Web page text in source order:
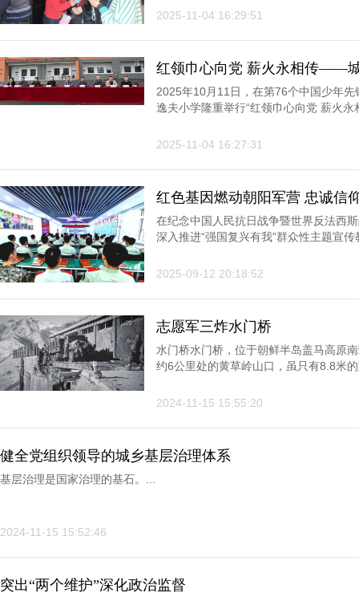
2025-11-04 16:29:51
红领巾心向党 薪火永相传——
员入队仪式
2025年10月11日，在第76个中国少年
逸夫小学隆重举行“红领巾心向党 薪火
2025-11-04 16:27:31
红色基因燃动朝阳军营 忠诚
兵永远跟党走”首都老兵宣讲进
在纪念中国人民抗日战争暨世界反法西
深入推进“强国复兴有我”群众性主题宣
2025-09-12 20:18:52
志愿军三炸水门桥
水门桥水门桥，位于朝鲜半岛盖马高原
约6公里处的黄草岭山口，虽只有8.8米
2024-11-15 15:55:20
健全党组织领导的城乡基层治理体系
基层治理是国家治理的基石。...
2024-11-15 15:52:46
突出“两个维护”深化政治监督